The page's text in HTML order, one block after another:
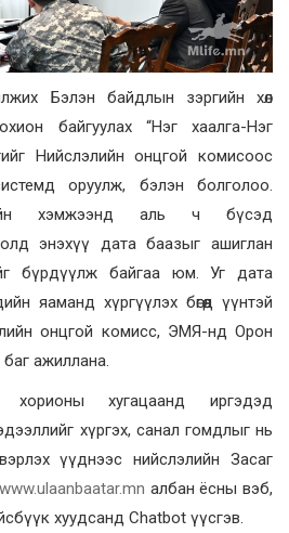
Бэлэн байдлын зэргийн хөл
байгуулах “Нэг хаалга-Нэг
Нийслэлийн онцгой комисоос
оруулж, бэлэн болголоо.
хэмжээнд аль ч бүсэд
энэхүү дата баазыг ашиглан
бүрдүүлж байгаа юм. Уг дата
яаманд хүргүүлэх бөгөөд үүнтэй
онцгой комисс, ЭМЯ-нд Орон
ажиллана.
хорионы хугацаанд иргэдэд
хүргэх, санал гомдлыг нь
үүднээс нийслэлийн Засаг
www.ulaanbaatar.mn албан ёсны вэб,
хуудсанд Chatbot үүсгэв.